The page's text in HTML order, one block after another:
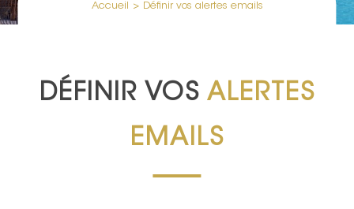
Accueil > Définir vos alertes emails
DÉFINIR VOS ALERTES
EMAILS